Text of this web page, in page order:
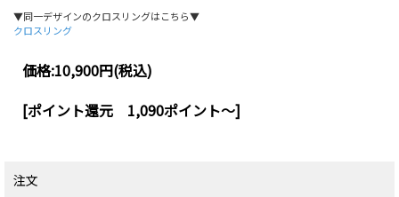
▼同一デザインのクロスリングはこちら▼
クロスリング
価格:10,900円(税込)
[ポイント還元 1,090ポイント～]
注文